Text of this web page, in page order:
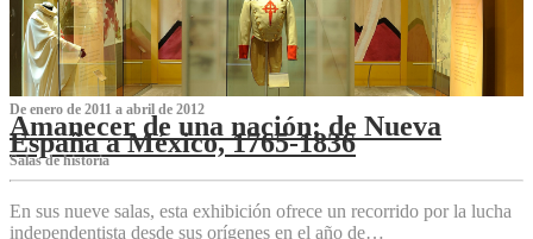
De enero de 2011 a abril de 2012
Amanecer de una nación: de Nueva
España a México, 1765-1836
Salas de historia
En sus nueve salas, esta exhibición ofrece un recorrido por la lucha
independentista desde sus orígenes en el año de…